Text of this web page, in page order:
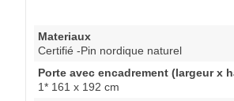
Materiaux
Certifié -Pin nordique naturel
Porte avec encadrement (largeur x
1* 161 x 192 cm